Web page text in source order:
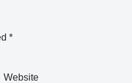
*
Website